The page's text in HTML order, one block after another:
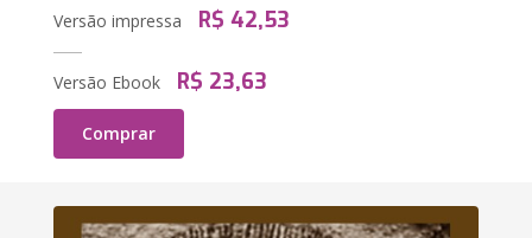
Versão impressa R$ 42,53
Versão Ebook R$ 23,63
Comprar